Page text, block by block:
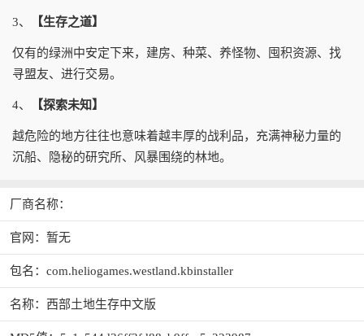
3、 【生存之道】
仅有的绿洲中安定下来，建房、种菜、养怪物、囤积资源、找
寻盟友、进行交易。
4、 【探索未知】
越危险的地方往往也意味着越丰厚的战利品，充满神秘力量的
沉船、隐秘的研究所、风暴围绕的林地。
厂商名称：
官网：暂无
包名：com.heliogames.westland.kbinstaller
名称：西部土地生存中文版